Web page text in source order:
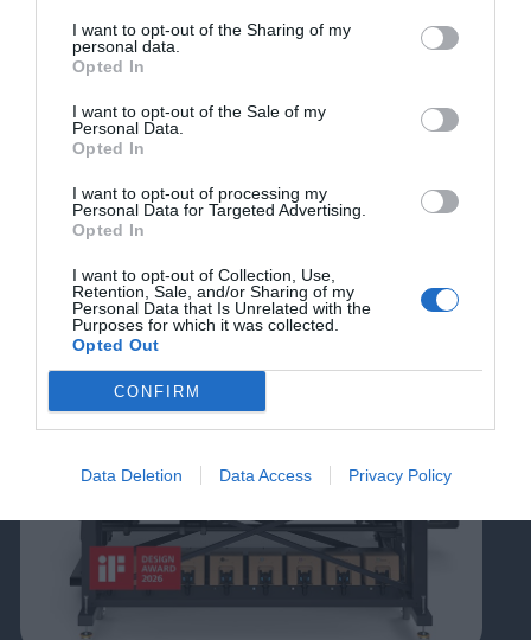
I want to opt-out of the Sharing of my
personal data.
Opted In
I want to opt-out of the Sale of my
Personal Data.
Opted In
I want to opt-out of processing my
Personal Data for Targeted Advertising.
Opted In
I want to opt-out of Collection, Use,
Retention, Sale, and/or Sharing of my
Personal Data that Is Unrelated with the
Purposes for which it was collected.
Opted Out
CONFIRM
Data Deletion Data Access Privacy Policy
21 ΙΟΥΛΊΟΥ 2026
Νέα εγκατάσταση εκτυπωτή χαρτοκιβωτίων
ASTROJET στην ΕΜΕΧΑΡΤ